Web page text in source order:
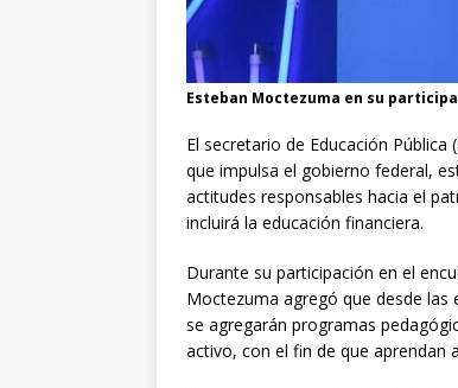
Esteban Moctezuma en su
El secretario de Educación
que impulsa el gobierno federal,
actitudes responsables hacia el
incluirá la educación financiera.
Durante su participación en el
Moctezuma agregó que desde
se agregarán programas
activo, con el fin de que aprendan